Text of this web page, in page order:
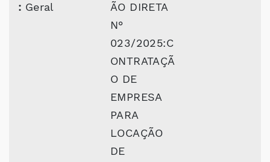
: Geral
ÃO DIRETA
N°
023/2025:C
ONTRATAÇÃ
O DE
EMPRESA
PARA
LOCAÇÃO
DE